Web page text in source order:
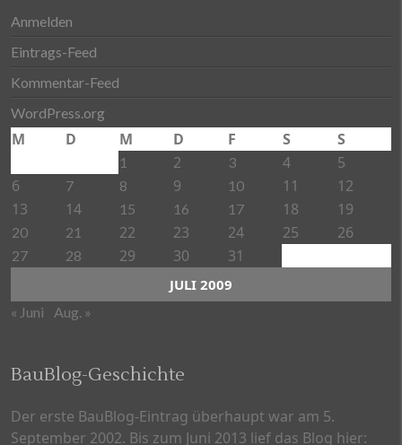
Anmelden
Eintrags-Feed
Kommentar-Feed
WordPress.org
JULI 2009
M D M D F S S
1 2 3 4
5
6
7 8 9 10 11
12
13
14 15 16 17 18 19
20 21 22 23 24 25 26
27 28 29 30 31
« Juni Aug. »
BauBlog-Geschichte
Der erste BauBlog-Eintrag überhaupt war am 5.
September 2002. Bis zum Juni 2013 lief das Blog hier: